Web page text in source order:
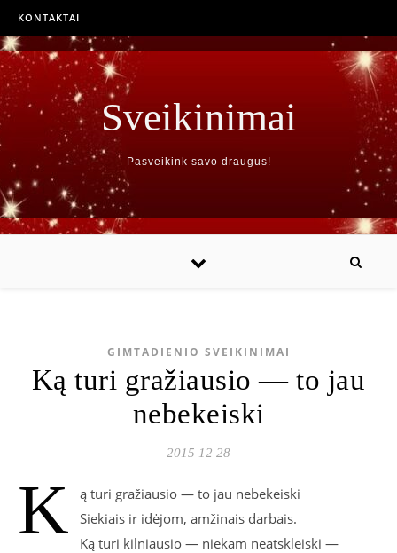
KONTAKTAI
Sveikinimai
Pasveikink savo draugus!
GIMTADIENIO SVEIKINIMAI
Ką turi gražiausio — to jau
nebekeiski
2015 12 28
K
ą turi gražiausio — to jau nebekeiski
Siekiais ir idėjom, amžinais darbais.
Ką turi kilniausio — niekam neatskleiski —